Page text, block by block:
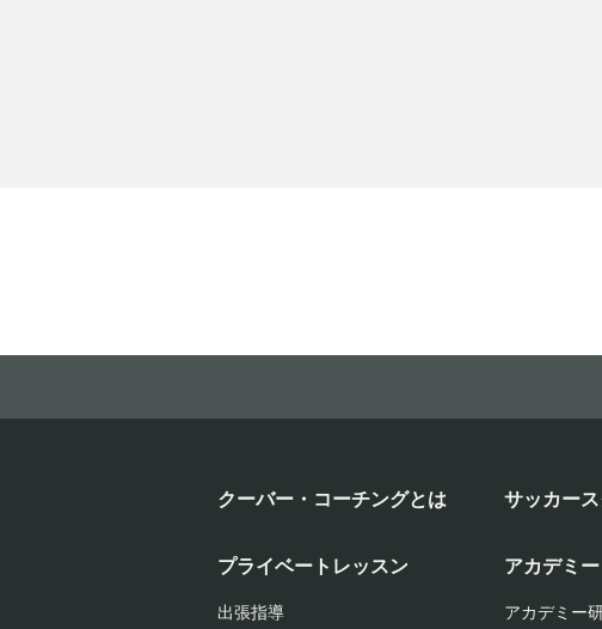
クーバー・コーチングとは サッカー
プライベートレッスン
出張指導
アカデミー
アカデミー